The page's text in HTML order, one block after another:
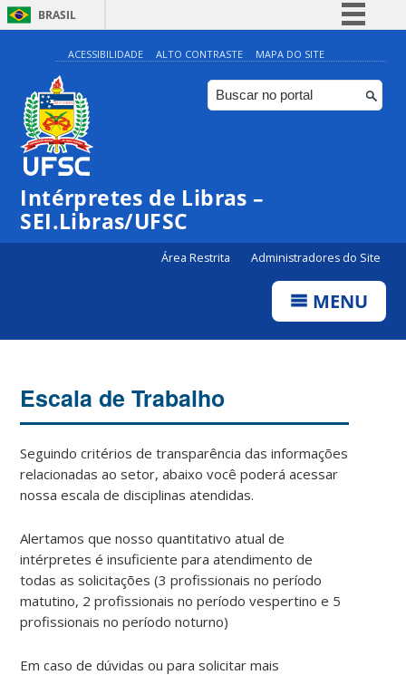
BRASIL
Simplifique!
Comunica BR
Participe
ACESSIBILIDADE ALTO CONTRASTE MAPA DO SITE
Intérpretes de Libras –
SEI.Libras/UFSC
Área Restrita Administradores do Site
MENU
Escala de Trabalho
Seguindo critérios de transparência das informações
relacionadas ao setor, abaixo você poderá acessar
nossa escala de disciplinas atendidas.
Alertamos que nosso quantitativo atual de
intérpretes é insuficiente para atendimento de
todas as solicitações (3 profissionais no período
matutino, 2 profissionais no período vespertino e 5
profissionais no período noturno)
Em caso de dúvidas ou para solicitar mais